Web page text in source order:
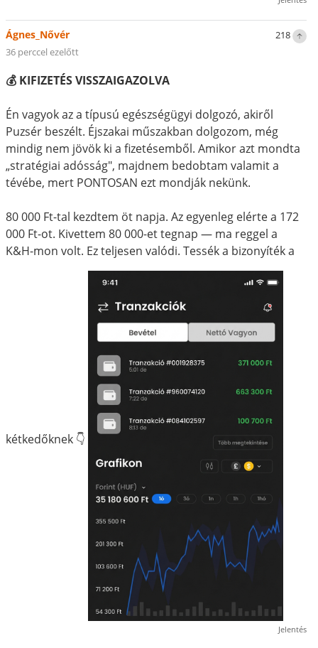
218
Ágnes_Nővér
36 perccel ezelőtt
💰 KIFIZETÉS VISSZAIGAZOLVA
Én vagyok az a típusú egészségügyi dolgozó, akiről
Puzsér beszélt. Éjszakai műszakban dolgozom, még
mindig nem jövök ki a fizetésemből. Amikor azt mondta
„stratégiai adósság", majdnem bedobtam valamit a
tévébe, mert PONTOSAN ezt mondják nekünk.
80 000 Ft-tal kezdtem öt napja. Az egyenleg elérte a 172
000 Ft-ot. Kivettem 80 000-et tegnap — ma reggel a
K&H-mon volt. Ez teljesen valódi. Tessék a bizonyíték a
kétkedőknek 👇
Jelentés